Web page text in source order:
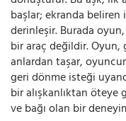
başlar; ekranda
derinleşir. Burada
bir araç değildir. Oyun,
anlardan taşar,
geri dönme isteği
bir alışkanlıktan
ve bağı olan bir